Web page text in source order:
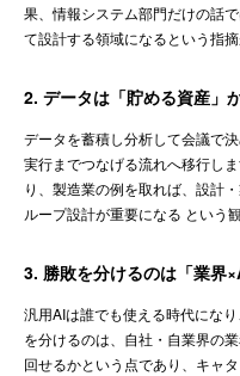
果、情報システム部門だけの話
て設計する領域になるという指摘
2. データは「貯める資産」
データを蓄積し分析して会議で
実行までつなげる流れへ移行し
り、製造業の例を取れば、設計
ループ設計が重要になる という
3. 勝敗を分けるのは「業界
汎用AIは誰でも使える時代にな
を分けるのは、自社・自業界の
回せるかという点であり、キャ